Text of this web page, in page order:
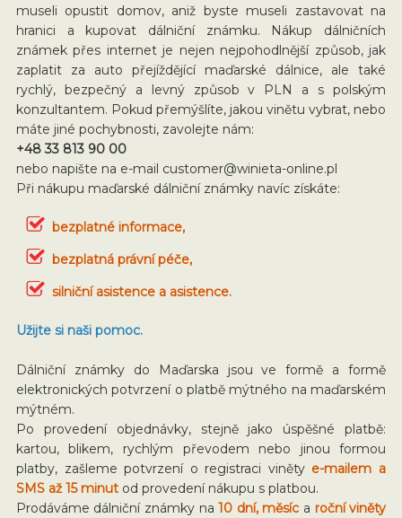
museli opustit domov, aniž byste museli zastavovat na
hranici a kupovat dálniční známku. Nákup dálničních
známek přes internet je nejen nejpohodlnější způsob, jak
zaplatit za auto přejíždějící maďarské dálnice, ale také
rychlý, bezpečný a levný způsob v PLN a s polským
konzultantem. Pokud přemýšlíte, jakou vinětu vybrat, nebo
máte jiné pochybnosti, zavolejte nám:
+48 33 813 90 00
nebo napište na e-mail customer@winieta-online.pl
Při nákupu maďarské dálniční známky navíc získáte:
bezplatné informace,
bezplatná právní péče,
silniční asistence a asistence.
Užijte si naši pomoc.
Dálniční známky do Maďarska jsou ve formě a formě
elektronických potvrzení o platbě mýtného na maďarském
mýtném.
Po provedení objednávky, stejně jako úspěšné platbě:
kartou, blikem, rychlým převodem nebo jinou formou
platby, zašleme potvrzení o registraci viněty e-mailem a
SMS až 15 minut od provedení nákupu s platbou.
Prodáváme dálniční známky na10 dní, měsíc a roční viněty